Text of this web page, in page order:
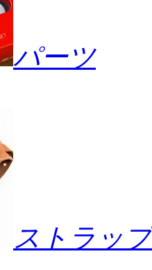
パーツ
ストラップ